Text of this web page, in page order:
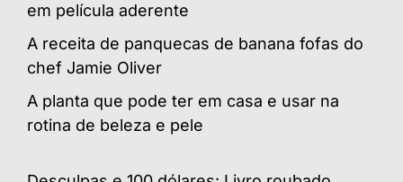
em película aderente
A receita de panquecas de banana fofas do
chef Jamie Oliver
A planta que pode ter em casa e usar na
rotina de beleza e pele